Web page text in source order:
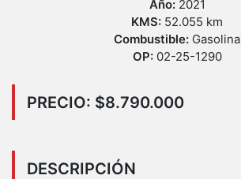
Año: 2021
KMS: 52.055 km
Combustible: Gasolina
OP: 02-25-1290
PRECIO: $8.790.000
DESCRIPCIÓN